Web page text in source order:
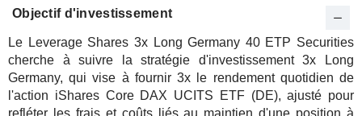
Objectif d'investissement
Le Leverage Shares 3x Long Germany 40 ETP Securities
cherche à suivre la stratégie d'investissement 3x Long
Germany, qui vise à fournir 3x le rendement quotidien de
l'action iShares Core DAX UCITS ETF (DE), ajusté pour